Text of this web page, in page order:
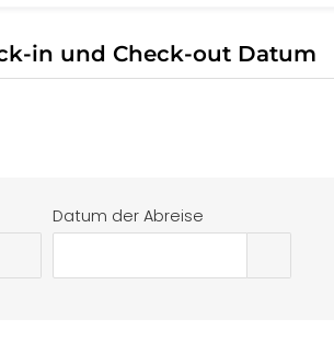
in und Check-out Datum
Datum der Abreise